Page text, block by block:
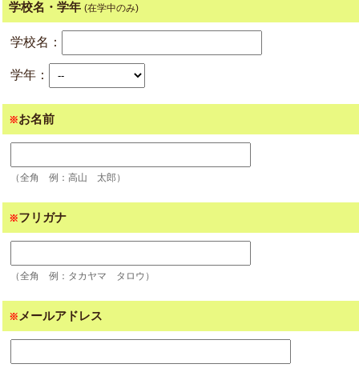
学校名・学年 (在学中のみ)
学校名：
学年：
※お名前
（全角 例：高山 太郎）
※フリガナ
（全角 例：タカヤマ タロウ）
※ メールアドレス